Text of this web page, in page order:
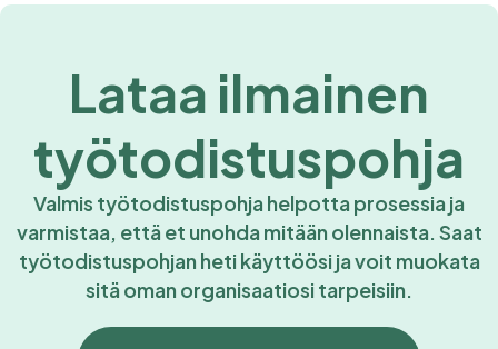
Lataa ilmainen
työtodistuspohja
Valmis työtodistuspohja helpotta prosessia ja
varmistaa, että et unohda mitään olennaista. Saat
työtodistuspohjan heti käyttöösi ja voit muokata
sitä oman organisaatiosi tarpeisiin.